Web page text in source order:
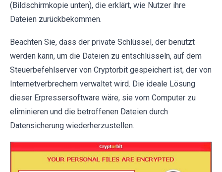
(Bildschirmkopie unten), die erklärt, wie Nutzer ihre
Dateien zurückbekommen.
Beachten Sie, dass der private Schlüssel, der benutzt
werden kann, um die Dateien zu entschlüsseln, auf dem
Steuerbefehlserver von Cryptorbit gespeichert ist, der von
Internetverbrechern verwaltet wird. Die ideale Lösung
dieser Erpressersoftware wäre, sie vom Computer zu
eliminieren und die betroffenen Dateien durch
Datensicherung wiederherzustellen.